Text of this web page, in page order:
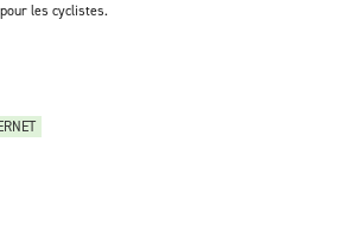
les cyclistes.